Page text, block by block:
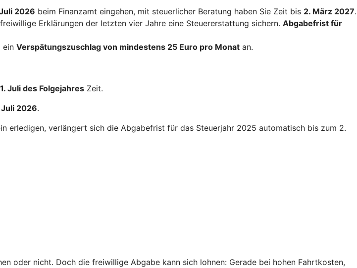
2026 beim Finanzamt eingehen, mit steuerlicher Beratung haben Sie Zeit bis 2. März 2027.
Erklärungen der letzten vier Jahre eine Steuererstattung sichern. Abgabefrist für
ein Verspätungszuschlag von mindestens 25 Euro pro Monat an.
Juli des Folgejahres Zeit.
Juli 2026.
erledigen, verlängert sich die Abgabefrist für das Steuerjahr 2025 automatisch bis zum 2.
oder nicht. Doch die freiwillige Abgabe kann sich lohnen: Gerade bei hohen Fahrtkosten,